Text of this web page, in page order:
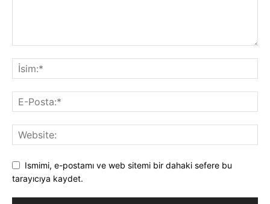
Ismimi, e-postamı ve web sitemi bir dahaki sefere bu
tarayıcıya kaydet.